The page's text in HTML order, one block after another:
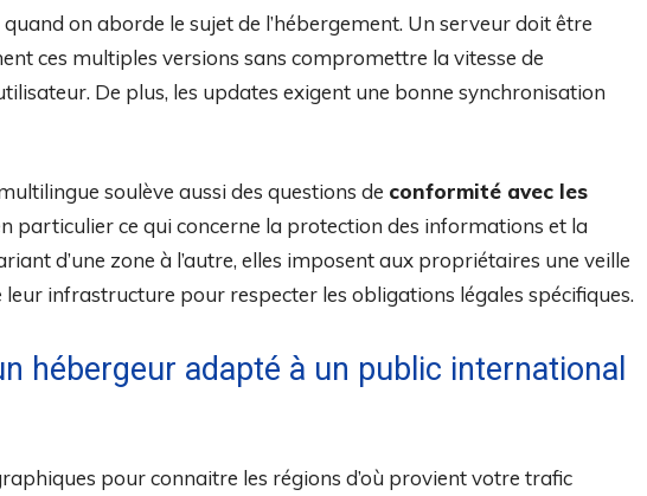
on aborde le sujet de l’hébergement. Un serveur doit être
ces multiples versions sans compromettre la vitesse de
De plus, les updates exigent une bonne synchronisation
soulève aussi des questions de conformité avec les
particulier ce qui concerne la protection des informations et la
d’une zone à l’autre, elles imposent aux propriétaires une veille
infrastructure pour respecter les obligations légales spécifiques.
hébergeur adapté à un public international
pour connaitre les régions d’où provient votre trafic